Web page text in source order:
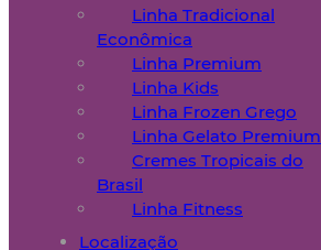
Linha Tradicional
Econômica
Linha Premium
Linha Kids
Linha Frozen Grego
Linha Gelato Premium
Cremes Tropicais do
Brasil
Linha Fitness
Localização